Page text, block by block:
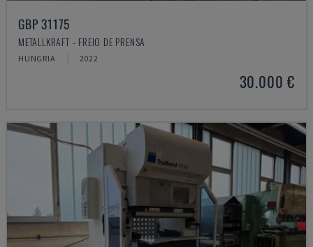
GBP 31175
METALLKRAFT - FREIO DE PRENSA
HUNGRIA 2022
30.000 €